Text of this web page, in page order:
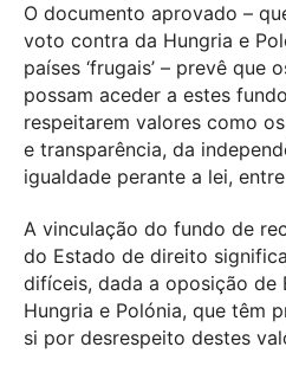
O documento aprovado –
voto contra da Hungria e
países ‘frugais’ – prevê que
possam aceder a estes
respeitarem valores como
e transparência, da
igualdade perante a lei,
A vinculação do fundo de
do Estado de direito
difíceis, dada a oposição de
Hungria e Polónia, que têm
si por desrespeito destes